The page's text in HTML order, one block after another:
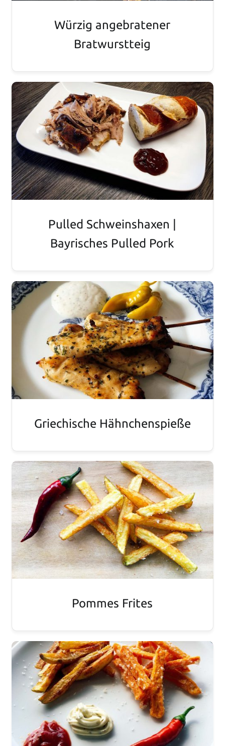
Würzig angebratener
Bratwurstteig
Pulled Schweinshaxen |
Bayrisches Pulled Pork
Griechische Hähnchenspieße
Pommes Frites